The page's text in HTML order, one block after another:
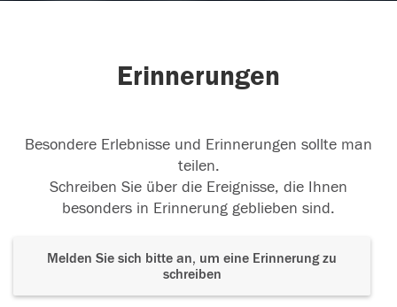
Erinnerungen
Besondere Erlebnisse und Erinnerungen sollte man
teilen.
Schreiben Sie über die Ereignisse, die Ihnen
besonders in Erinnerung geblieben sind.
Melden Sie sich bitte an, um eine Erinnerung zu
schreiben